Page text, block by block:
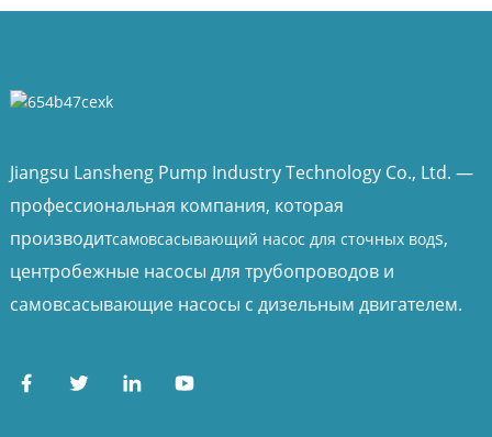
Jiangsu Lansheng Pump Industry Technology Co., Ltd. —
профессиональная компания, которая
производитсамовсасывающий насос для сточных водs,
центробежные насосы для трубопроводов и
самовсасывающие насосы с дизельным двигателем.